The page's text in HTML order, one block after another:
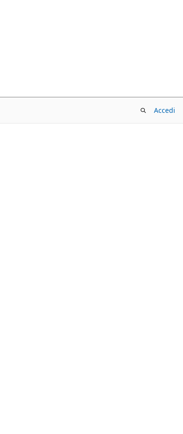
Accedi